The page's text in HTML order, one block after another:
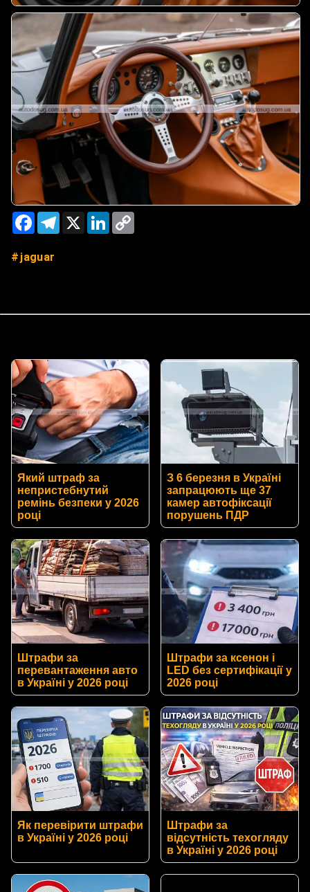
FacebookTelegram
X LinkedIn
jaguar
Який штраф за
непристебнутий
ремінь безпеки у 2026
році
З 6 березня в Україні
запрацюють ще 37
камер автофіксації
порушень ПДР
Штрафи за
перевантаження авто
в Україні у 2026 році
Штрафи за ксенон і
LED без сертифікації у
2026 році
Як перевірити штрафи
в Україні у 2026 році
Штрафи за
відсутність техогляду
в Україні у 2026 році